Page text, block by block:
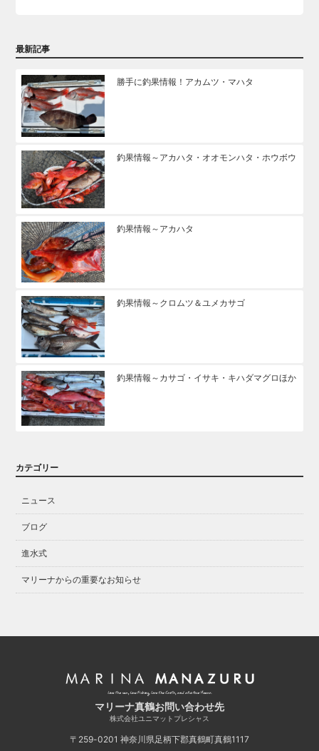
最新記事
勝手に釣果情報！アカムツ・マハタ
釣果情報～アカハタ・オオモンハタ・ホウボウ
釣果情報～アカハタ
釣果情報～クロムツ＆ユメカサゴ
釣果情報～カサゴ・イサキ・キハダマグロほか
カテゴリー
ニュース
ブログ
進水式
マリーナからの重要なお知らせ
マリーナ真鶴お問い合わせ先
株式会社ユニマットプレシャス
〒259-0201 神奈川県足柄下郡真鶴町真鶴1117